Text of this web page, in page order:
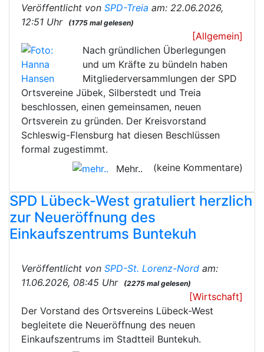
Veröffentlicht von SPD-Treia am: 22.06.2026,
12:51 Uhr
(1775 mal gelesen)
[Allgemein]
Nach gründlichen Überlegungen
und um Kräfte zu bündeln haben
Mitgliederversammlungen der SPD
Ortsvereine Jübek, Silberstedt und Treia
beschlossen, einen gemeinsamen, neuen
Ortsverein zu gründen. Der Kreisvorstand
Schleswig-Flensburg hat diesen Beschlüssen
formal zugestimmt.
Mehr..
(keine Kommentare)
SPD Lübeck-West gratuliert herzlich
zur Neueröffnung des
Einkaufszentrums Buntekuh
Veröffentlicht von SPD-St. Lorenz-Nord am:
11.06.2026, 08:45 Uhr
(2275 mal gelesen)
[Wirtschaft]
Der Vorstand des Ortsvereins Lübeck-West
begleitete die Neueröffnung des neuen
Einkaufszentrums im Stadtteil Buntekuh.